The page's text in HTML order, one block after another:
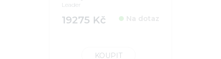
Leader
19275 Kč Na dotaz
KOUPIT